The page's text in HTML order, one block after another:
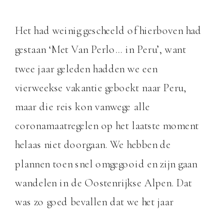
Het had weinig gescheeld of hierboven had
gestaan ‘Met Van Perlo… in Peru’, want
twee jaar geleden hadden we een
vierweekse vakantie geboekt naar Peru,
maar die reis kon vanwege alle
coronamaatregelen op het laatste moment
helaas niet doorgaan. We hebben de
plannen toen snel omgegooid en zijn gaan
wandelen in de Oostenrijkse Alpen. Dat
was zo goed bevallen dat we het jaar